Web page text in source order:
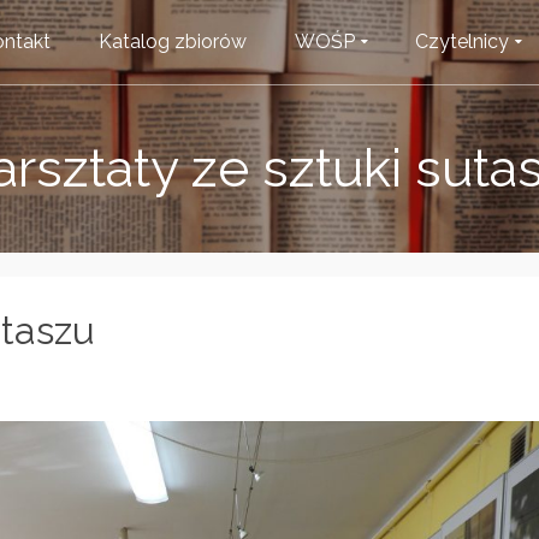
Katalog zbiorów WOŚP Czytelnicy
ze sztuki